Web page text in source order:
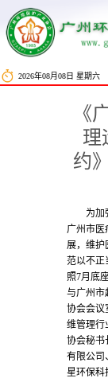
2026年08月08日 星期六
《
理
约
为加
广州市医
展，维护
范以不正
照7月底
与广州市
协会会议
维管理行
协会秘书
有限公司
星环保科